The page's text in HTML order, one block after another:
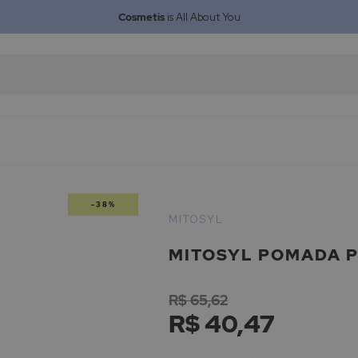
Cosmetisis All About You
-38%
MITOSYL POMADA
MITOSYL
R$ 40,47
R$ 65,62